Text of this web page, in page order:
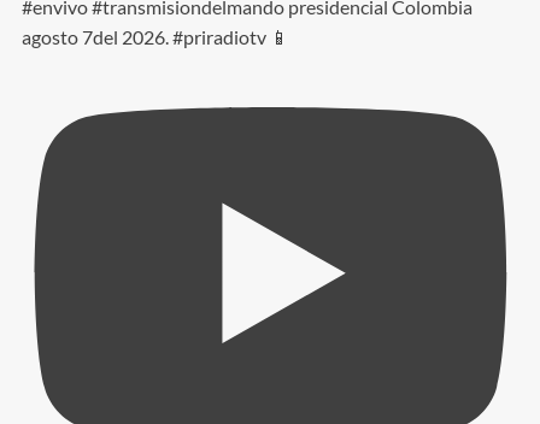
#envivo #transmisiondelmando presidencial Colombia
agosto 7del 2026. #priradiotv 📱